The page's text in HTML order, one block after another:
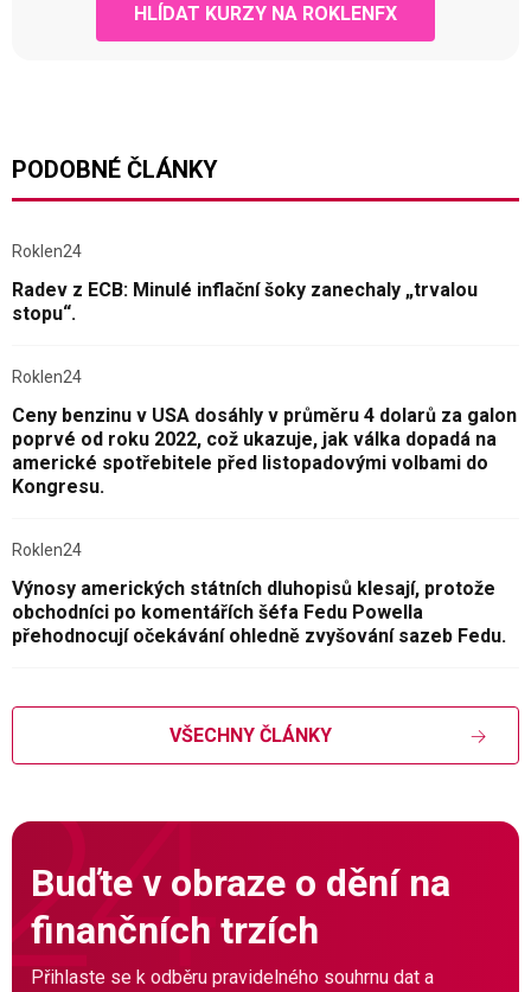
HLÍDAT KURZY NA ROKLENFX
PODOBNÉ ČLÁNKY
Roklen24
Radev z ECB: Minulé inflační šoky zanechaly „trvalou
stopu“.
Roklen24
Ceny benzinu v USA dosáhly v průměru 4 dolarů za galon
poprvé od roku 2022, což ukazuje, jak válka dopadá na
americké spotřebitele před listopadovými volbami do
Kongresu.
Roklen24
Výnosy amerických státních dluhopisů klesají, protože
obchodníci po komentářích šéfa Fedu Powella
přehodnocují očekávání ohledně zvyšování sazeb Fedu.
VŠECHNY ČLÁNKY
Buďte v obraze o dění na
finančních trzích
Přihlaste se k odběru pravidelného souhrnu dat a